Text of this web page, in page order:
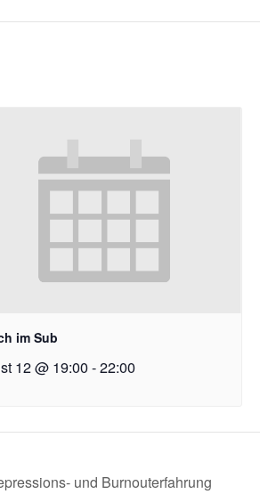
im Sub
12 @ 19:00-22:00
und Burnouterfahrung